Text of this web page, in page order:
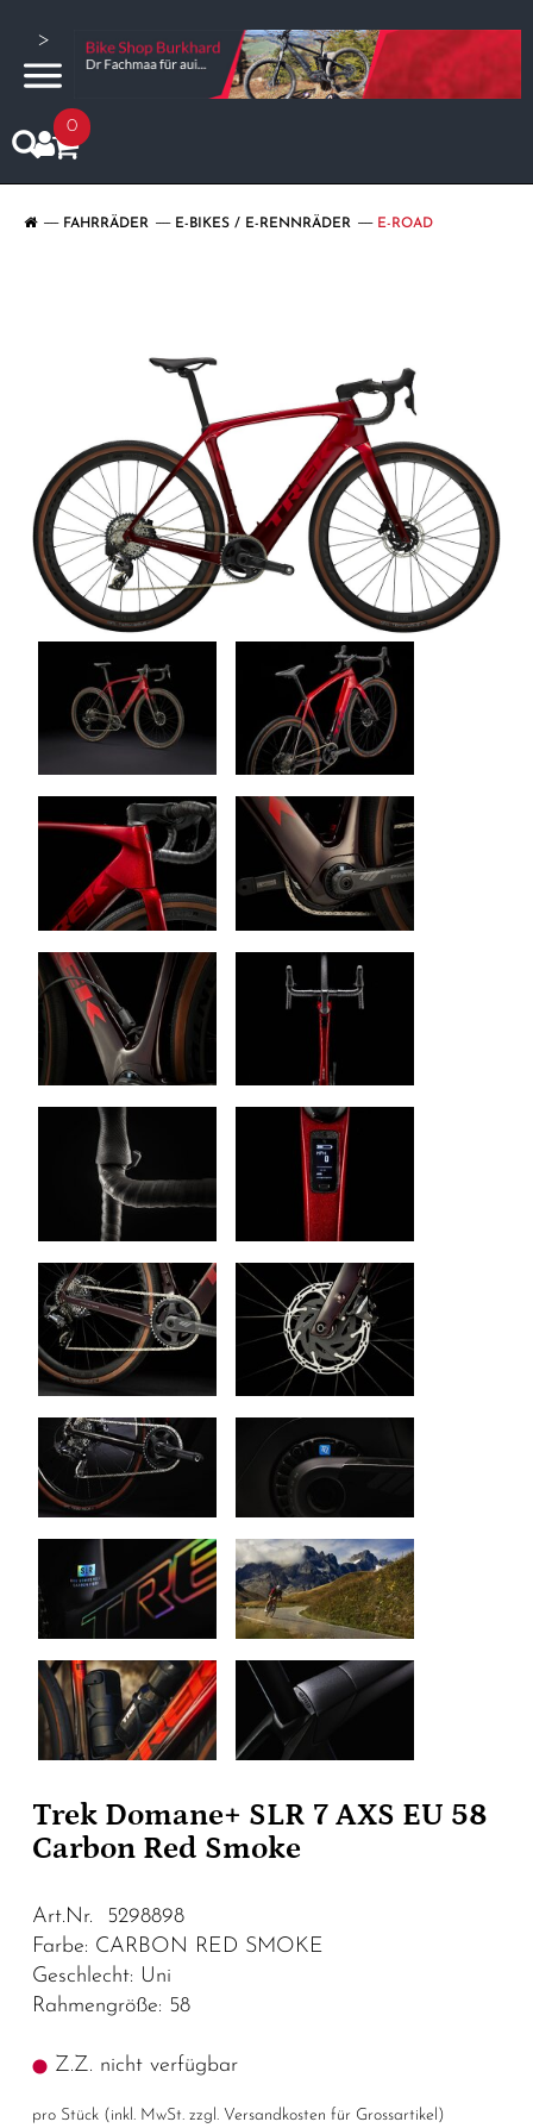
>
0
FAHRRÄDER E-BIKES / E-RENNRÄDER E-ROAD
Trek Domane+ SLR 7 AXS EU 58
Carbon Red Smoke
Art.Nr. 5298898
Farbe: CARBON RED SMOKE
Geschlecht: Uni
Rahmengröße: 58
Z.Z. nicht verfügbar
pro Stück (inkl. MwSt. zzgl. Versandkosten für Grossartikel )